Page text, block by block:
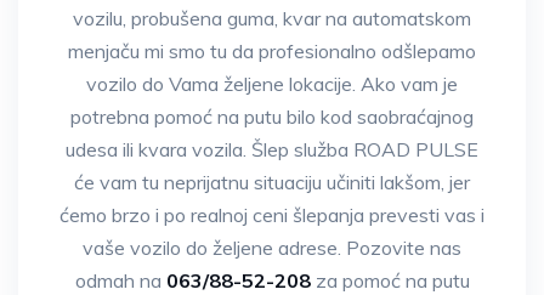
vozilu, probušena guma, kvar na automatskom
menjaču mi smo tu da profesionalno odšlepamo
vozilo do Vama željene lokacije. Ako vam je
potrebna pomoć na putu bilo kod saobraćajnog
udesa ili kvara vozila. Šlep služba ROAD PULSE
će vam tu neprijatnu situaciju učiniti lakšom, jer
ćemo brzo i po realnoj ceni šlepanja prevesti vas i
vaše vozilo do željene adrese. Pozovite nas
odmah na 063/88-52-208za pomoć na putu